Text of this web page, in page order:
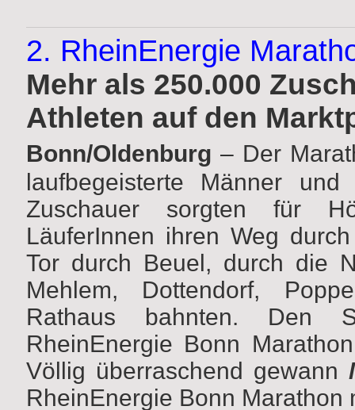
2. RheinEnergie
Mehr als 250.000
Athleten auf den
Bonn/Oldenburg – Der
laufbegeisterte Männer
Zuschauer sorgten für
LäuferInnen ihren Weg
Tor durch Beuel, durch die
Mehlem, Dottendorf,
Rathaus bahnten. Den
RheinEnergie Bonn
Völlig überraschend gewann
RheinEnergie Bonn